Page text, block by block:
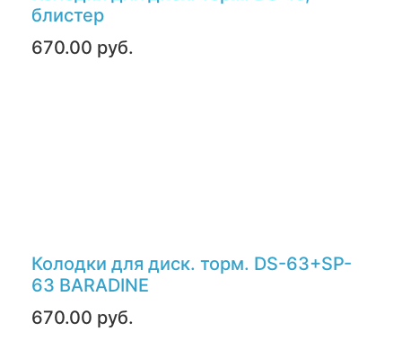
блистер
670.00 руб.
Колодки для диск. торм. DS-63+SP-
63 BARADINE
670.00 руб.